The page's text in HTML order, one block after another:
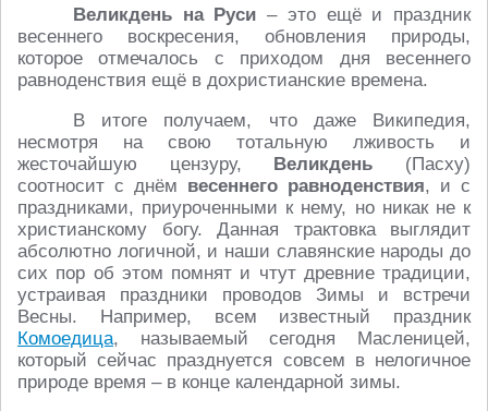
Великдень на Руси – это ещё и праздник
весеннего воскресения, обновления природы,
которое отмечалось с приходом дня весеннего
равноденствия ещё в дохристианские времена.
В итоге получаем, что даже Википедия,
несмотря на свою тотальную лживость и
жесточайшую цензуру, Великдень (Пасху)
соотносит с днём весеннего равноденствия, и с
праздниками, приуроченными к нему, но никак не к
христианскому богу. Данная трактовка выглядит
абсолютно логичной, и наши славянские народы до
сих пор об этом помнят и чтут древние традиции,
устраивая праздники проводов Зимы и встречи
Весны. Например, всем известный праздник
Комоедица, называемый сегодня Масленицей,
который сейчас празднуется совсем в нелогичное
природе время – в конце календарной зимы.